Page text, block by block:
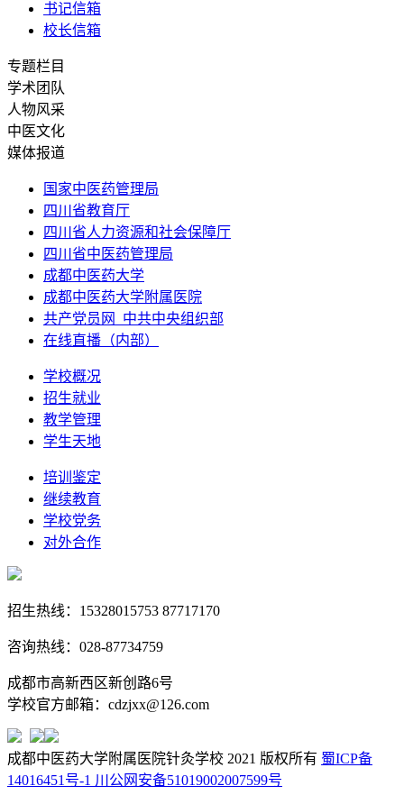
书记信箱
校长信箱
专题栏目
学术团队
人物风采
中医文化
媒体报道
国家中医药管理局
四川省教育厅
四川省人力资源和社会保障厅
四川省中医药管理局
成都中医药大学
成都中医药大学附属医院
共产党员网_中共中央组织部
在线直播（内部）
学校概况
招生就业
教学管理
学生天地
培训鉴定
继续教育
学校党务
对外合作
招生热线：15328015753 87717170
咨询热线：028-87734759
成都市高新西区新创路6号
学校官方邮箱：cdzjxx@126.com
成都中医药大学附属医院针灸学校 2021 版权所有 蜀ICP备
14016451号-1 川公网安备51019002007599号